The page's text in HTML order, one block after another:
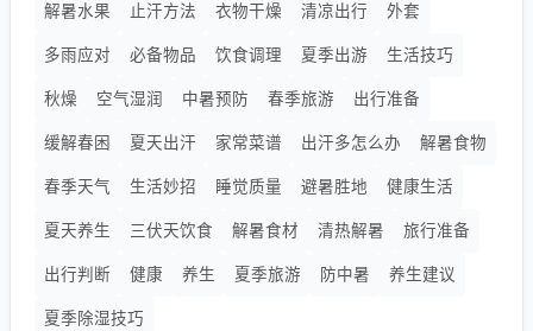
解暑水果 止汗方法 衣物干燥 清凉出行 外套
多雨应对 必备物品 饮食调理 夏季出游 生活技巧
秋燥 空气湿润 中暑预防 春季旅游 出行准备
缓解春困 夏天出汗 家常菜谱 出汗多怎么办 解暑食物
春季天气 生活妙招 睡觉质量 避暑胜地 健康生活
夏天养生 三伏天饮食 解暑食材 清热解暑 旅行准备
出行判断 健康 养生 夏季旅游 防中暑 养生建议
夏季除湿技巧